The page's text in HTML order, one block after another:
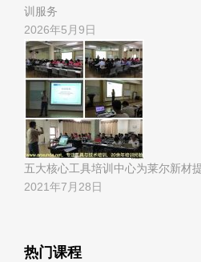
训服务
2026年5月9日
五大核心工具培训中心为莱尔新材
2021年7月28日
热门课程